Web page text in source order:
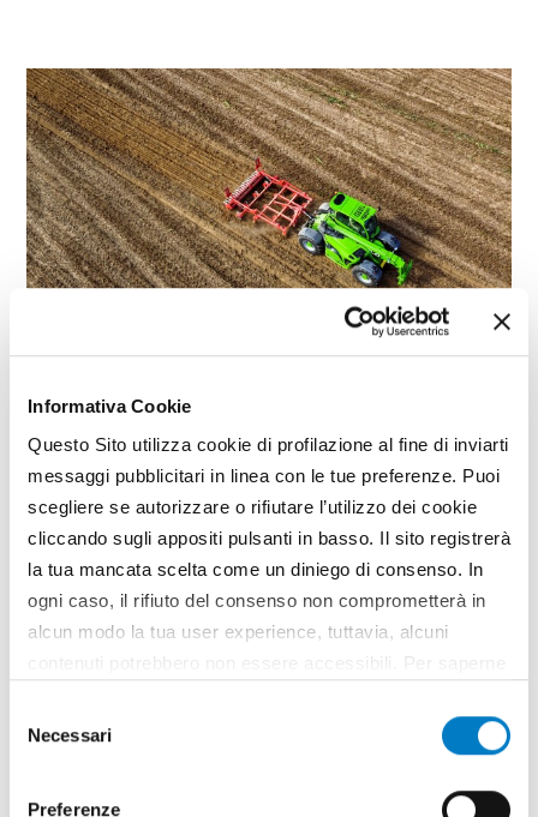
Informativa Cookie
Questo Sito utilizza cookie di profilazione al fine di inviarti
messaggi pubblicitari in linea con le tue preferenze. Puoi
scegliere se autorizzare o rifiutare l’utilizzo dei cookie
cliccando sugli appositi pulsanti in basso. Il sito registrerà
la tua mancata scelta come un diniego di consenso. In
ogni caso, il rifiuto del consenso non comprometterà in
alcun modo la tua user experience, tuttavia, alcuni
contenuti potrebbero non essere accessibili. Per saperne
all’utilizzo di tutti, o solamente di alcuni di essi, ti
delNecessari
Preferenze
telescopico ad uso agricolo